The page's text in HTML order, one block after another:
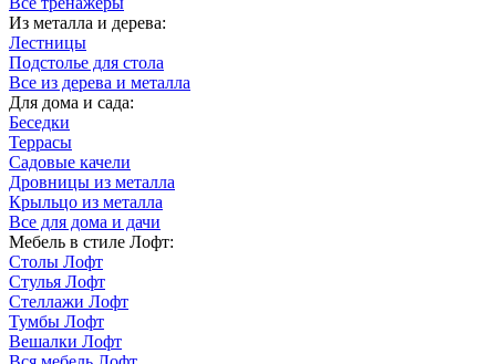
Из металла и дерева:
Лестницы
Подстолье для стола
Все из дерева и металла
Для дома и сада:
Беседки
Террасы
Садовые качели
Дровницы из металла
Крыльцо из металла
Все для дома и дачи
Мебель в стиле Лофт:
Столы Лофт
Стулья Лофт
Стеллажи Лофт
Тумбы Лофт
Вешалки Лофт